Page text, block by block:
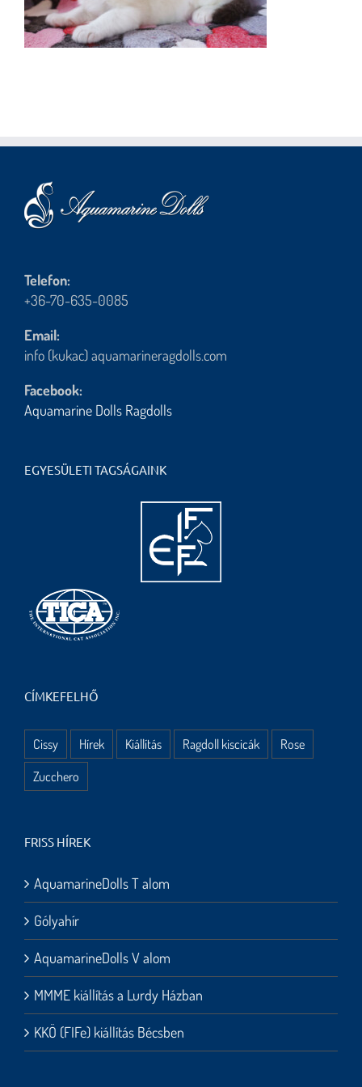
Telefon:
+36-70-635-0085
Email:
info (kukac) aquamarineragdolls.com
Facebook:
Aquamarine Dolls Ragdolls
EGYESÜLETI TAGSÁGAINK
CÍMKEFELHŐ
Cissy Hírek Kiállítás Ragdoll kiscicák
Rose
Zucchero
FRISS HÍREK
AquamarineDolls T alom
Gólyahír
AquamarineDolls V alom
MMME kiállítás a Lurdy Házban
KKÖ (FIFe) kiállítás Bécsben